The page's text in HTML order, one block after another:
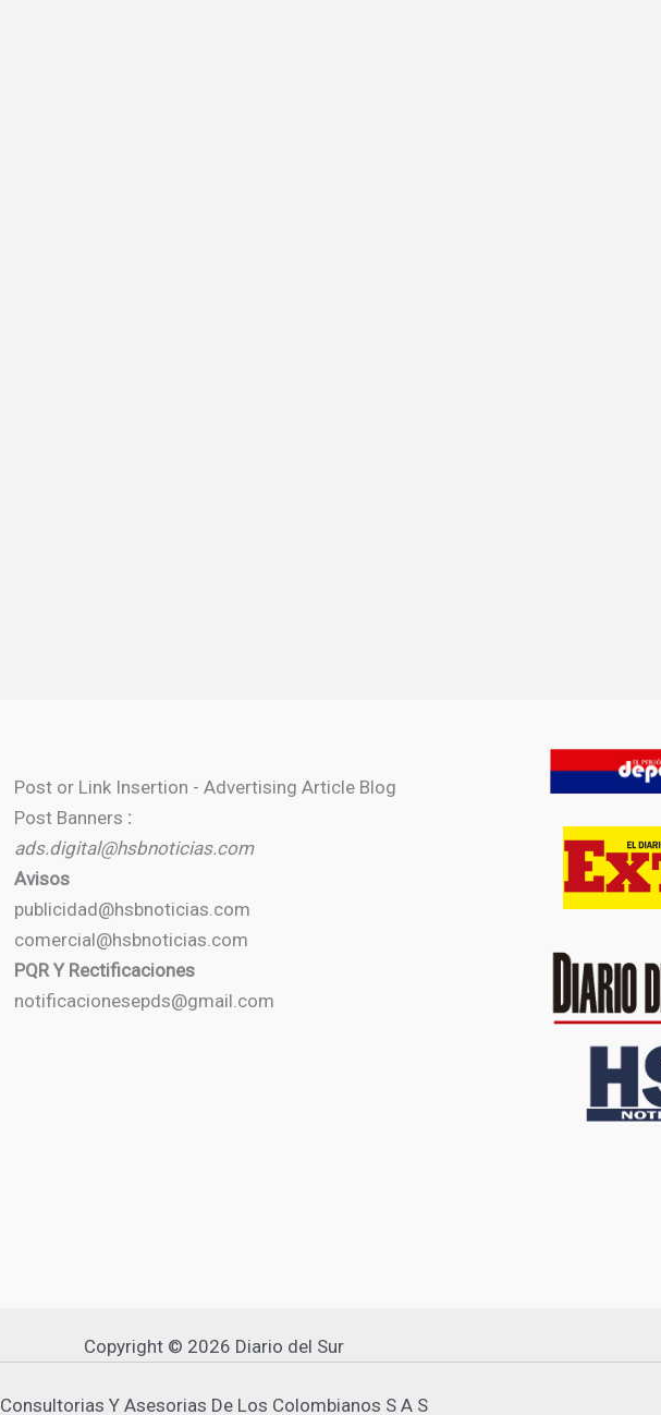
Post or Link Insertion - Advertising Article Blog
Post Banners :
ads.digital@hsbnoticias.com
Avisos
publicidad@hsbnoticias.com
comercial@hsbnoticias.com
PQR Y Rectificaciones
notificacionesepds@gmail.com
Copyright © 2026 Diario del Sur
Consultorias Y Asesorias De Los Colombianos S A S